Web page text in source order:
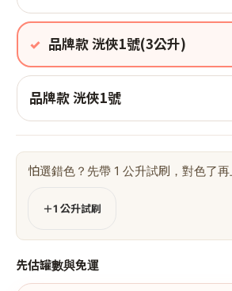
品牌款 洸俠1號(3公升)
品牌款 洸俠1號
怕選錯色？先帶 1 公升試刷，對色了再
＋1 公升試刷
先估罐數與免運